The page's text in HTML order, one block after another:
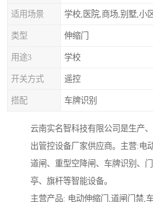
适用场景 学校,医院,商场,别墅,小
类型 伸缩门
用途3 学校
开关方式 遥控
搭配 车牌识别
云南实名智科技有限公司是生产
出管控设备厂家供应商。主营:电
道闸、重型空降闸、车牌识别、
亭、旗杆等智能设备。
主营产品: 电动伸缩门,道闸门禁,